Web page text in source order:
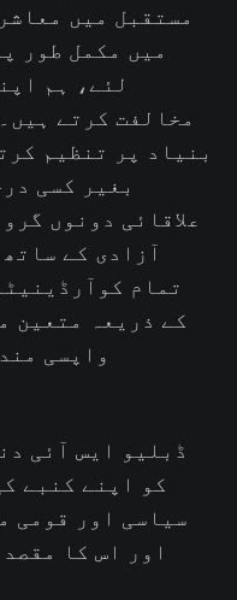
مستقبل میں
میں مکمل طور
لئے، ہم
مخالفت کرتے
بنیاد پر تنظیم
بغیر کسی
علاقائی دونوں
آزادی کے
تمام
کے ذریعہ متعین
واپسی
ڈبلیو ایس آئی
کو اپنے کنبے
سیاسی اور قومی
اور اس کا